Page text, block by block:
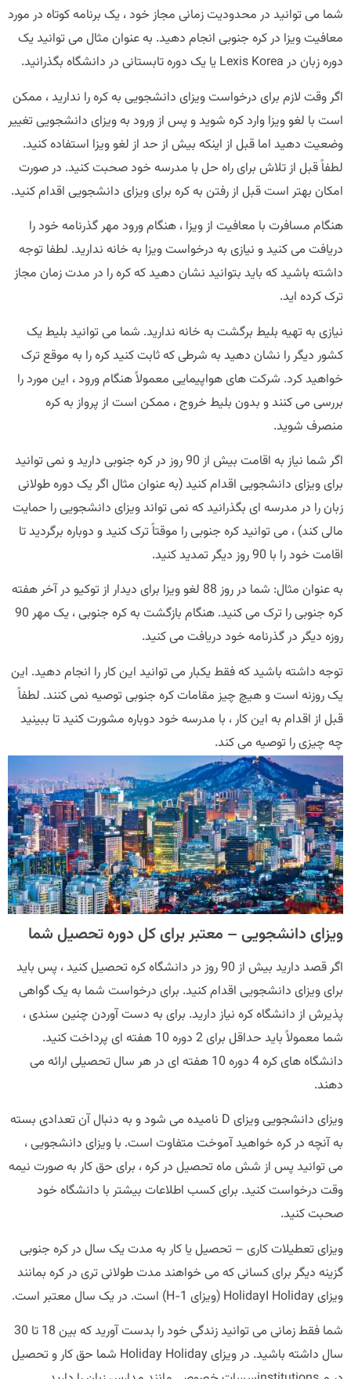
شما می توانید در محدودیت زمانی مجاز خود ، یک برنامه کوتاه در مورد
معافیت ویزا در کره جنوبی انجام دهید. به عنوان مثال می توانید یک
دوره زبان در Lexis Korea یا یک دوره تابستانی در دانشگاه بگذرانید.
اگر وقت لازم برای درخواست ویزای دانشجویی به کره را ندارید ، ممکن
است با لغو ویزا وارد کره شوید و پس از ورود به ویزای دانشجویی تغییر
وضعیت دهید اما قبل از اینکه بیش از حد از لغو ویزا استفاده کنید.
لطفاً قبل از تلاش برای راه حل با مدرسه خود صحبت کنید. در صورت
امکان بهتر است قبل از رفتن به کره برای ویزای دانشجویی اقدام کنید.
هنگام مسافرت با معافیت از ویزا ، هنگام ورود مهر گذرنامه خود را
دریافت می کنید و نیازی به درخواست ویزا به خانه ندارید. لطفا توجه
داشته باشید که باید بتوانید نشان دهید که کره را در مدت زمان مجاز
ترک کرده اید.
نیازی به تهیه بلیط برگشت به خانه ندارید. شما می توانید بلیط یک
کشور دیگر را نشان دهید به شرطی که ثابت کنید کره را به موقع ترک
خواهید کرد. شرکت های هواپیمایی معمولاً هنگام ورود ، این مورد را
بررسی می کنند و بدون بلیط خروج ، ممکن است از پرواز به کره
منصرف شوید.
اگر شما نیاز به اقامت بیش از 90 روز در کره جنوبی دارید و نمی توانید
برای ویزای دانشجویی اقدام کنید (به عنوان مثال اگر یک دوره طولانی
زبان را در مدرسه ای بگذرانید که نمی تواند ویزای دانشجویی را حمایت
مالی کند) ، می توانید کره جنوبی را موقتاً ترک کنید و دوباره برگردید تا
اقامت خود را با 90 روز دیگر تمدید کنید.
به عنوان مثال: شما در روز 88 لغو ویزا برای دیدار از توکیو در آخر هفته
کره جنوبی را ترک می کنید. هنگام بازگشت به کره جنوبی ، یک مهر 90
روزه دیگر در گذرنامه خود دریافت می کنید.
توجه داشته باشید که فقط یکبار می توانید این کار را انجام دهید. این
یک روزنه است و هیچ چیز مقامات کره جنوبی توصیه نمی کنند. لطفاً
قبل از اقدام به این کار ، با مدرسه خود دوباره مشورت کنید تا ببینید
چه چیزی را توصیه می کند.
ویزای دانشجویی – معتبر برای کل دوره تحصیل شما
اگر قصد دارید بیش از 90 روز در دانشگاه کره تحصیل کنید ، پس باید
برای ویزای دانشجویی اقدام کنید. برای درخواست شما به یک گواهی
پذیرش از دانشگاه کره نیاز دارید. برای به دست آوردن چنین سندی ،
شما معمولاً باید حداقل برای 2 دوره 10 هفته ای پرداخت کنید.
دانشگاه های کره 4 دوره 10 هفته ای در هر سال تحصیلی ارائه می
دهند.
ویزای دانشجویی ویزای D نامیده می شود و به دنبال آن تعدادی بسته
به آنچه در کره خواهید آموخت متفاوت است. با ویزای دانشجویی ،
می توانید پس از شش ماه تحصیل در کره ، برای حق کار به صورت نیمه
وقت درخواست کنید. برای کسب اطلاعات بیشتر با دانشگاه خود
صحبت کنید.
ویزای تعطیلات کاری – تحصیل یا کار به مدت یک سال در کره جنوبی
گزینه دیگر برای کسانی که می خواهند مدت طولانی تری در کره بمانند
ویزای HolidayI Holiday (ویزای H-1) است. در یک سال معتبر است.
شما فقط زمانی می توانید زندگی خود را بدست آورید که بین 18 تا 30
سال داشته باشید. در ویزای Holiday Holiday شما حق کار و تحصیل